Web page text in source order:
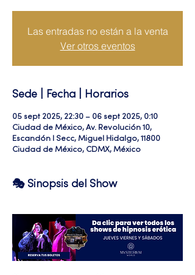
Las entradas no están a la venta
Ver otros eventos
Sede | Fecha | Horarios
05 sept 2025, 22:30 – 06 sept 2025, 0:10
Ciudad de México, Av. Revolución 10,
Escandón I Secc, Miguel Hidalgo, 11800
Ciudad de México, CDMX, México
🎭 Sinopsis del Show